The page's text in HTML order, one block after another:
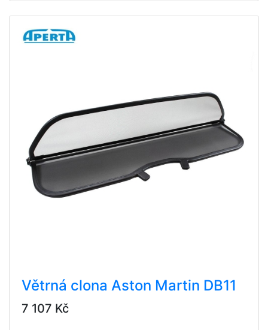
Větrná clona Aston Martin DB11
7 107 Kč